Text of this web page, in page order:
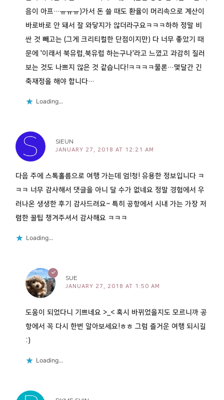
음이 아프…ㅠㅠㅠ)가서 돈 쓸 때도 환율이 머리속으로 계산이
바로바로 안 돼서 잘 와닿지가 않더라구요ㅋㅋㅋ하하 정말 비
싼 것 빼고는 (그게 크리티컬한 단점이지만) 다 너무 좋았기 때
문에 '이래서 북유럽,북유럽 하는구나'라고 느꼈고 과감히 질러
보는 것도 나쁘지 않은 것 같습니다!ㅋㅋㅋㅋ물론…몇달간 긴
축재정을 해야 합니다…
Loading...
SIEUN
JANUARY 27, 2018 AT 12:21 AM
다음 주에 스톡홀름으로 여행 가는데 엄!청! 유용한 정보입니다 ㅋ
ㅋㅋ 너무 감사해서 댓글을 아니 달 수가 없네요 정말 경험에서 우
러나온 생생한 후기 감사드려요~ 특히 공항에서 시내 가는 가장 저
렴한 꿀팁 챙겨주셔서 감사해요 ㅋㅋㅋ
Loading...
SUE
JANUARY 27, 2018 AT 1:50 AM
도움이 되었다니 기쁘네요 >_< 혹시 바뀌었을지도 모르니까 공
항에서 꼭 다시 한번 알아보세요!ㅎㅎ 그럼 즐거운 여행 되시길
:)
Loading...